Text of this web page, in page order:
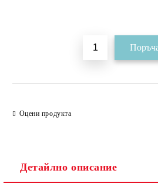
Оцени продукта
Детайлно описание